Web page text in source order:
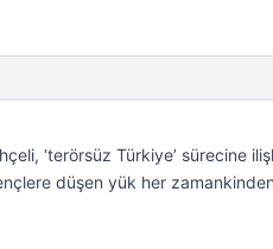
‘terörsüz Türkiye’ sürecine
düşen yük her